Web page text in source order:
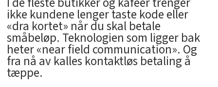
ikke kundene lenger taste kode eller
«dra kortet» når du skal betale
småbeløp. Teknologien som ligger bak
heter «near field communication». Og
fra nå av kalles kontaktløs betaling å
tæppe.